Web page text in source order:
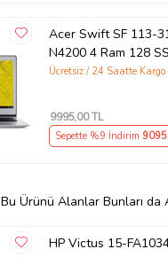
Acer Swift SF 113-
N4200 4 Ram 128
Notebook - Outlet
Ücretsiz / 24 Saatte Kargo
9995,00 TL
Sepette %9 İndirim 9095
Bu Ürünü Alanlar Bunları da
HP Victus 15-